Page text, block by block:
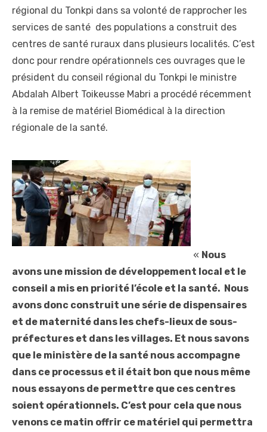
régional du Tonkpi dans sa volonté de rapprocher les
services de santé des populations a construit des
centres de santé ruraux dans plusieurs localités. C’est
donc pour rendre opérationnels ces ouvrages que le
président du conseil régional du Tonkpi le ministre
Abdalah Albert Toikeusse Mabri a procédé récemment
à la remise de matériel Biomédical à la direction
régionale de la santé.
« Nous
avons une mission de développement local et le
conseil a mis en priorité l’école et la santé. Nous
avons donc construit une série de dispensaires
et de maternité dans les chefs-lieux de sous-
préfectures et dans les villages. Et nous savons
que le ministère de la santé nous accompagne
dans ce processus et il était bon que nous même
nous essayons de permettre que ces centres
soient opérationnels. C’est pour cela que nous
venons ce matin offrir ce matériel qui permettra